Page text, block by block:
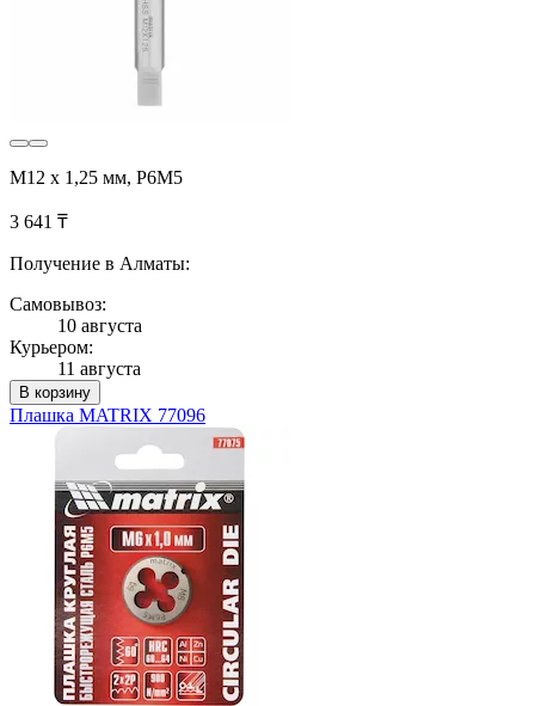
М12 х 1,25 мм, Р6М5
3 641 ₸
Получение в Алматы:
Самовывоз:
10 августа
Курьером:
11 августа
В корзину
Плашка MATRIX 77096